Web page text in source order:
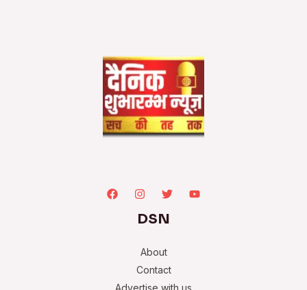
DSN
About
Contact
Advertise with us